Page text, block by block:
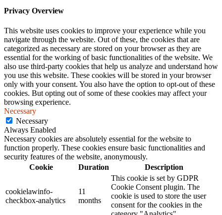
Privacy Overview
This website uses cookies to improve your experience while you
navigate through the website. Out of these, the cookies that are
categorized as necessary are stored on your browser as they are
essential for the working of basic functionalities of the website. We
also use third-party cookies that help us analyze and understand how
you use this website. These cookies will be stored in your browser
only with your consent. You also have the option to opt-out of these
cookies. But opting out of some of these cookies may affect your
browsing experience.
Necessary
Necessary
Always Enabled
Necessary cookies are absolutely essential for the website to
function properly. These cookies ensure basic functionalities and
security features of the website, anonymously.
Cookie
Duration Description
cookielawinfo-
checkbox-analytics
11
months
This cookie is set by GDPR
Cookie Consent plugin. The
cookie is used to store the user
consent for the cookies in the